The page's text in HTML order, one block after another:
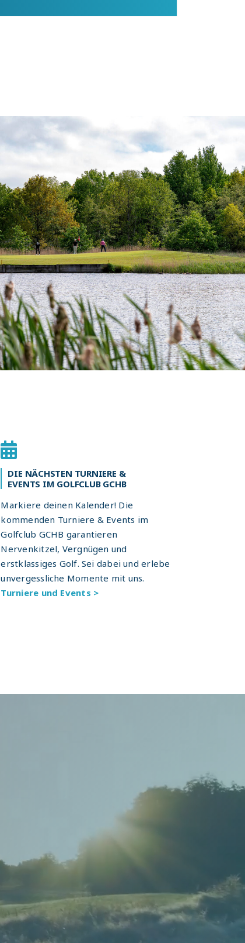
DIE NÄCHSTEN TURNIERE &
EVENTS IM GOLFCLUB GCHB
Markiere deinen Kalender! Die
kommenden Turniere & Events im
Golfclub GCHB garantieren
Nervenkitzel, Vergnügen und
erstklassiges Golf. Sei dabei und erlebe
unvergessliche Momente mit uns.
Turniere und Events >